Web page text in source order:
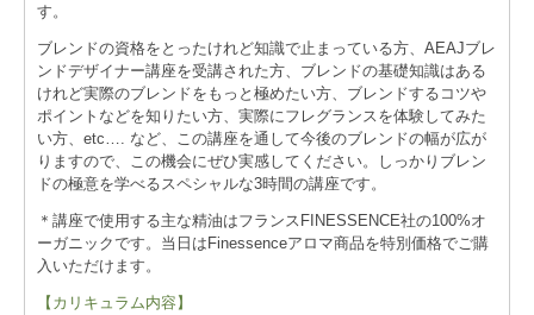
す。
ブレンドの資格をとったけれど知識で止まっている方、AEAJブレ
ンドデザイナー講座を受講された方、ブレンドの基礎知識はある
けれど実際のブレンドをもっと極めたい方、ブレンドするコツや
ポイントなどを知りたい方、実際にフレグランスを体験してみた
い方、etc…. など、この講座を通して今後のブレンドの幅が広が
りますので、この機会にぜひ実感してください。しっかりブレン
ドの極意を学べるスペシャルな3時間の講座です。
＊講座で使用する主な精油はフランスFINESSENCE社の100%オ
ーガニックです。当日はFinessenceアロマ商品を特別価格でご購
入いただけます。
【カリキュラム内容】